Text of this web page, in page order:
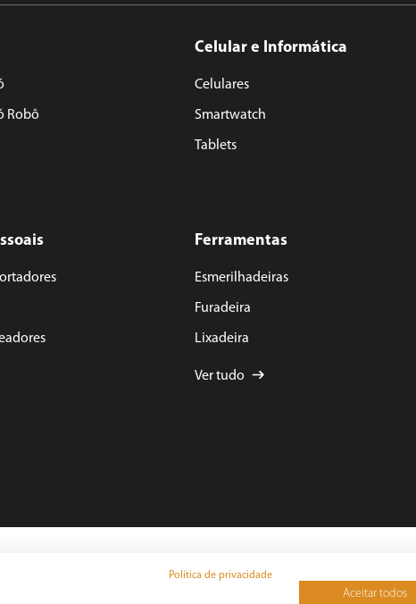
Robô
Celular e Informática
Celulares
Smartwatch
Tablets
Ferramentas
Esmerilhadeiras
Furadeira
Lixadeira
Ver tudo
Francisca, N° 11.850 - Pirabeiraba - CEP: 89239-270 Joinville – SC - CNPJ: 59.971.342/0001-15
Política de privacidade
Aceitar todos